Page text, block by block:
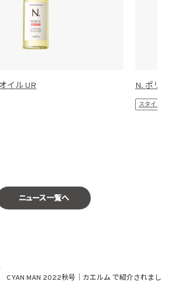
イル UR N. ポリッ
スタイリング
ニュース一覧へ
CYAN MAN 2022秋号｜カエルム で紹介されまし